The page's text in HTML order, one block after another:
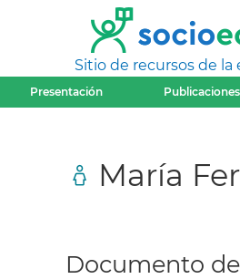
Sitio de recursos de la
Presentación Publicaciones
María
Documento